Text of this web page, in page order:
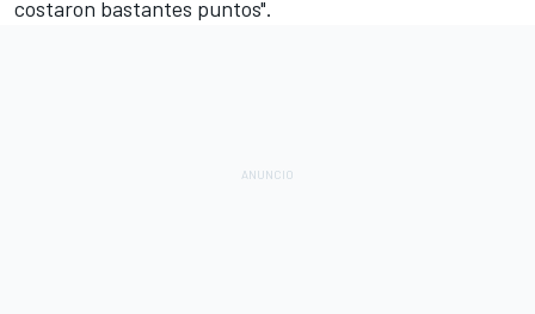
costaron bastantes puntos".